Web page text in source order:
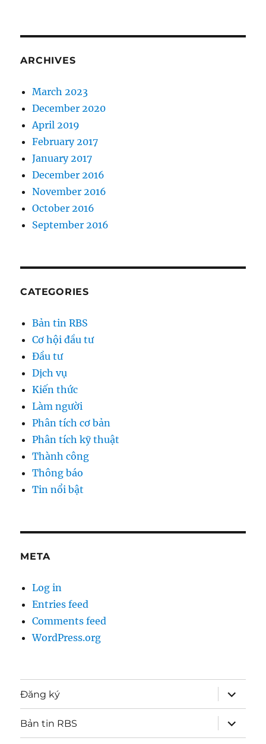
ARCHIVES
March 2023
December 2020
April 2019
February 2017
January 2017
December 2016
November 2016
October 2016
September 2016
CATEGORIES
Bản tin RBS
Cơ hội đầu tư
Đầu tư
Dịch vụ
Kiến thức
Làm người
Phân tích cơ bản
Phân tích kỹ thuật
Thành công
Thông báo
Tin nổi bật
META
Log in
Entries feed
Comments feed
WordPress.org
Đăng ký
expand
child
menu
Bản tin RBS
expand
child
menu